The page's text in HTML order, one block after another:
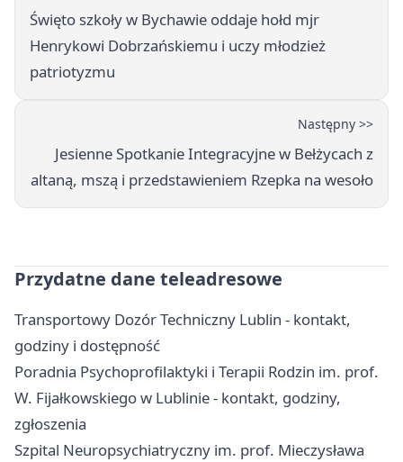
Święto szkoły w Bychawie oddaje hołd mjr
Henrykowi Dobrzańskiemu i uczy młodzież
patriotyzmu
Następny >>
Jesienne Spotkanie Integracyjne w Bełżycach z
altaną, mszą i przedstawieniem Rzepka na wesoło
Przydatne dane teleadresowe
Transportowy Dozór Techniczny Lublin - kontakt,
godziny i dostępność
Poradnia Psychoprofilaktyki i Terapii Rodzin im. prof.
W. Fijałkowskiego w Lublinie - kontakt, godziny,
zgłoszenia
Szpital Neuropsychiatryczny im. prof. Mieczysława